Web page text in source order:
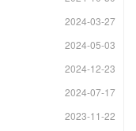
2024-03-27
2024-05-03
2024-12-23
2024-07-17
2023-11-22